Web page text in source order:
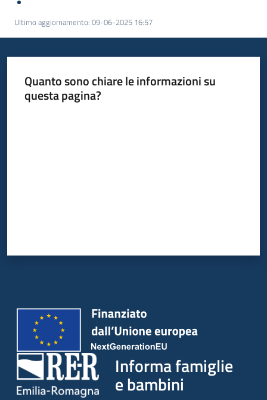
Ultimo aggiornamento: 09-06-2025 16:57
Quanto sono chiare le informazioni su
questa pagina?
Informa famiglie
e bambini